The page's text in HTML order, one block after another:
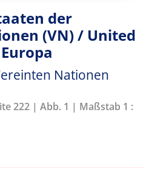
der
(VN) / United
Nationen
222 | Abb. 1 | Maßstab 1 :